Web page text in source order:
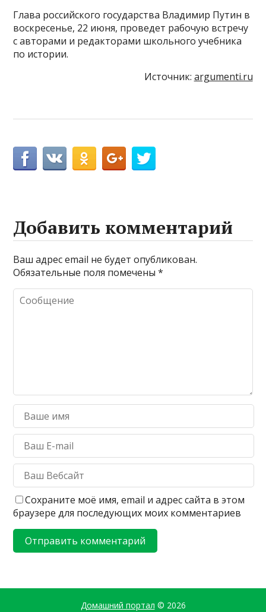
Глава российского государства Владимир Путин в
воскресенье, 22 июня, проведет рабочую встречу
с авторами и редакторами школьного учебника
по истории.
Источник: argumenti.ru
Добавить комментарий
Ваш адрес email не будет опубликован.
Обязательные поля помечены*
Сохраните моё имя, email и адрес сайта в этом
браузере для последующих моих комментариев
Домашний портал © 2026